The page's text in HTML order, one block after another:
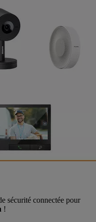
sécurité connectée pour
!